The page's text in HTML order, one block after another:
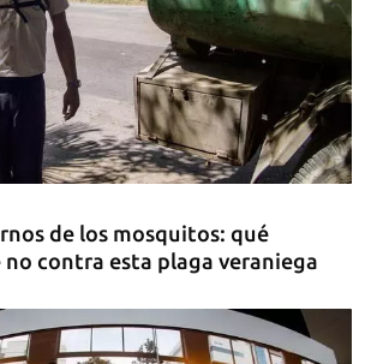
de los mosquitos: qué
contra esta plaga veraniega